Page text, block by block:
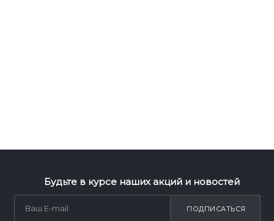
Будьте в курсе наших акций и новостей
ПОДПИСАТЬСЯ